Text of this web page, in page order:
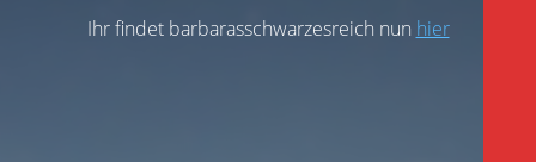
Ihr findet barbarasschwarzesreich nun hier